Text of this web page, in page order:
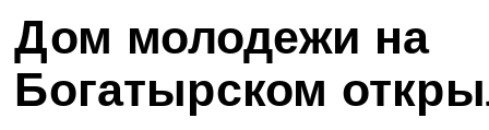
Дом молодежи на
Богатырском